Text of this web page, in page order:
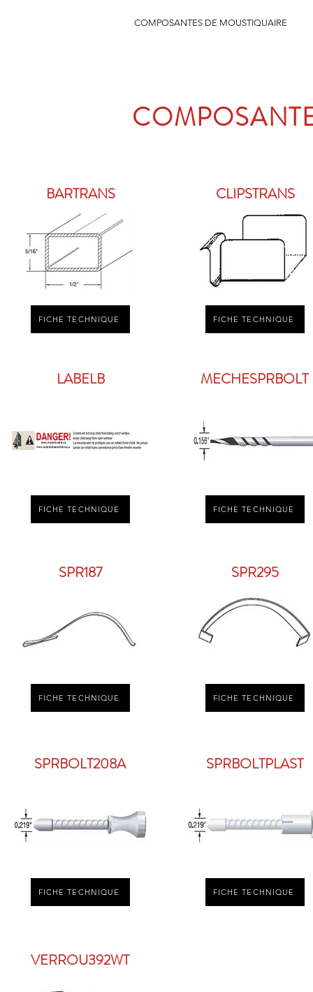
COMPOSANTES DE MOUSTIQUAIRE
BARTRANS
FICHE TECHNIQUE
CLIPSTRANS
FICHE TECHNIQUE
LABELB
FICHE TECHNIQUE
MECHESPRBOLT
FICHE TECHNIQUE
SPR187 SPR295
FICHE TECHNIQUE FICHE TECHNIQUE
SPRBOLT208A
FICHE TECHNIQUE
SPRBOLTPLAST
FICHE TECHNIQUE
VERROU392WT